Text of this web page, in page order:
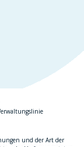
und der Art der